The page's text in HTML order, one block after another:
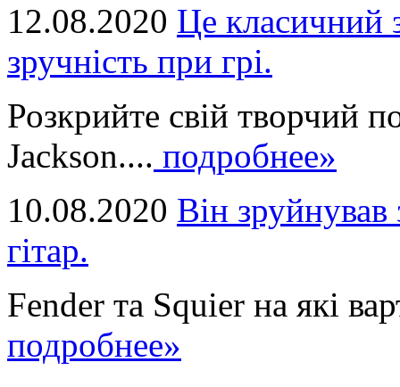
12.08.2020 Це класичний
зручність при грі.
Розкрийте свій творчий
Jackson.... подробнее»
10.08.2020 Він
гітар.
Fender та Squier на які
подробнее»